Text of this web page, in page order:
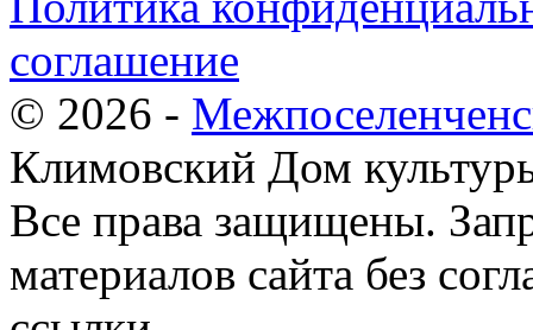
соглашение
© 2026 -
Климовский Дом
Все права защищены.
материалов сайта без